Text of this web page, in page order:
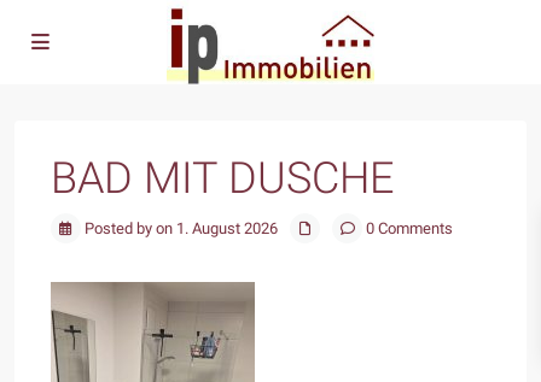
BAD MIT DUSCHE
Posted by on 1. August 2026 0 Comments